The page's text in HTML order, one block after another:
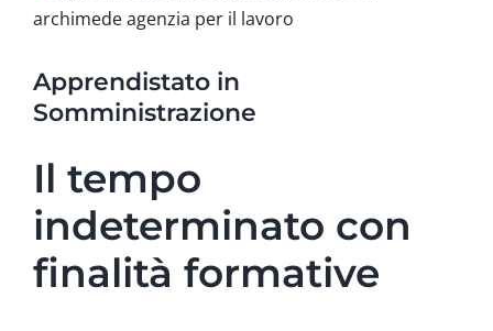
immagine
Apprendistato in
Somministrazione
Il tempo
indeterminato con
finalità formative